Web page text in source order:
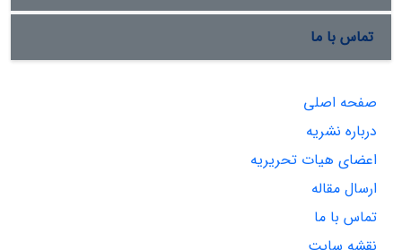
تماس با ما
صفحه اصلی
درباره نشریه
اعضای هیات تحریریه
ارسال مقاله
تماس با ما